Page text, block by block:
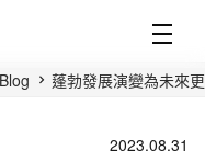
蓬勃發展演變為未來
2023.08.31